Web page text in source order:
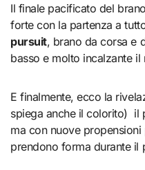
Il finale pacificato del
forte con la partenza a
pursuit, brano da corsa e
basso e molto incalzante
E finalmente, ecco la
spiega anche il colorito) il
ma con nuove
prendono forma durante il